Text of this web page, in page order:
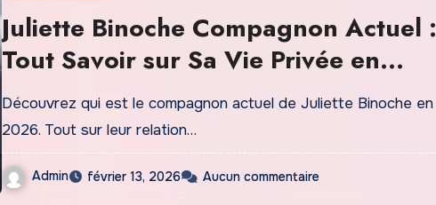
Juliette Binoche Compagnon Actuel :
Tout Savoir sur Sa Vie Privée en
2026
Découvrez qui est le compagnon actuel de Juliette Binoche en
2026. Tout sur leur relation…
Admin février 13, 2026 Aucun commentaire